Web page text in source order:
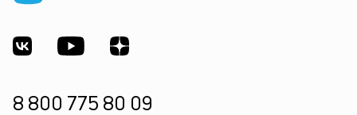
8 800 775 80 09